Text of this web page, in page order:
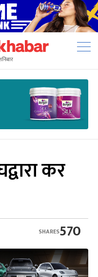
कर
570
SHARES